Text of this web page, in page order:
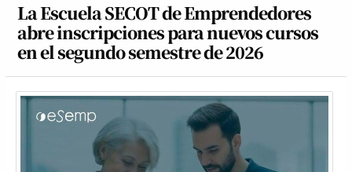
La Escuela SECOT de Emprendedores
abre inscripciones para nuevos cursos
en el segundo semestre de 2026